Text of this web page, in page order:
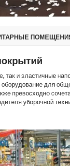
и эластичные
для
превосходно
уборочной